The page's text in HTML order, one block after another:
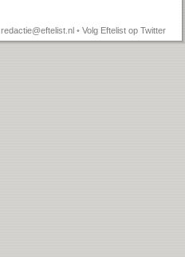
redactie@eftelist.nl • Volg Eftelist op Twitter